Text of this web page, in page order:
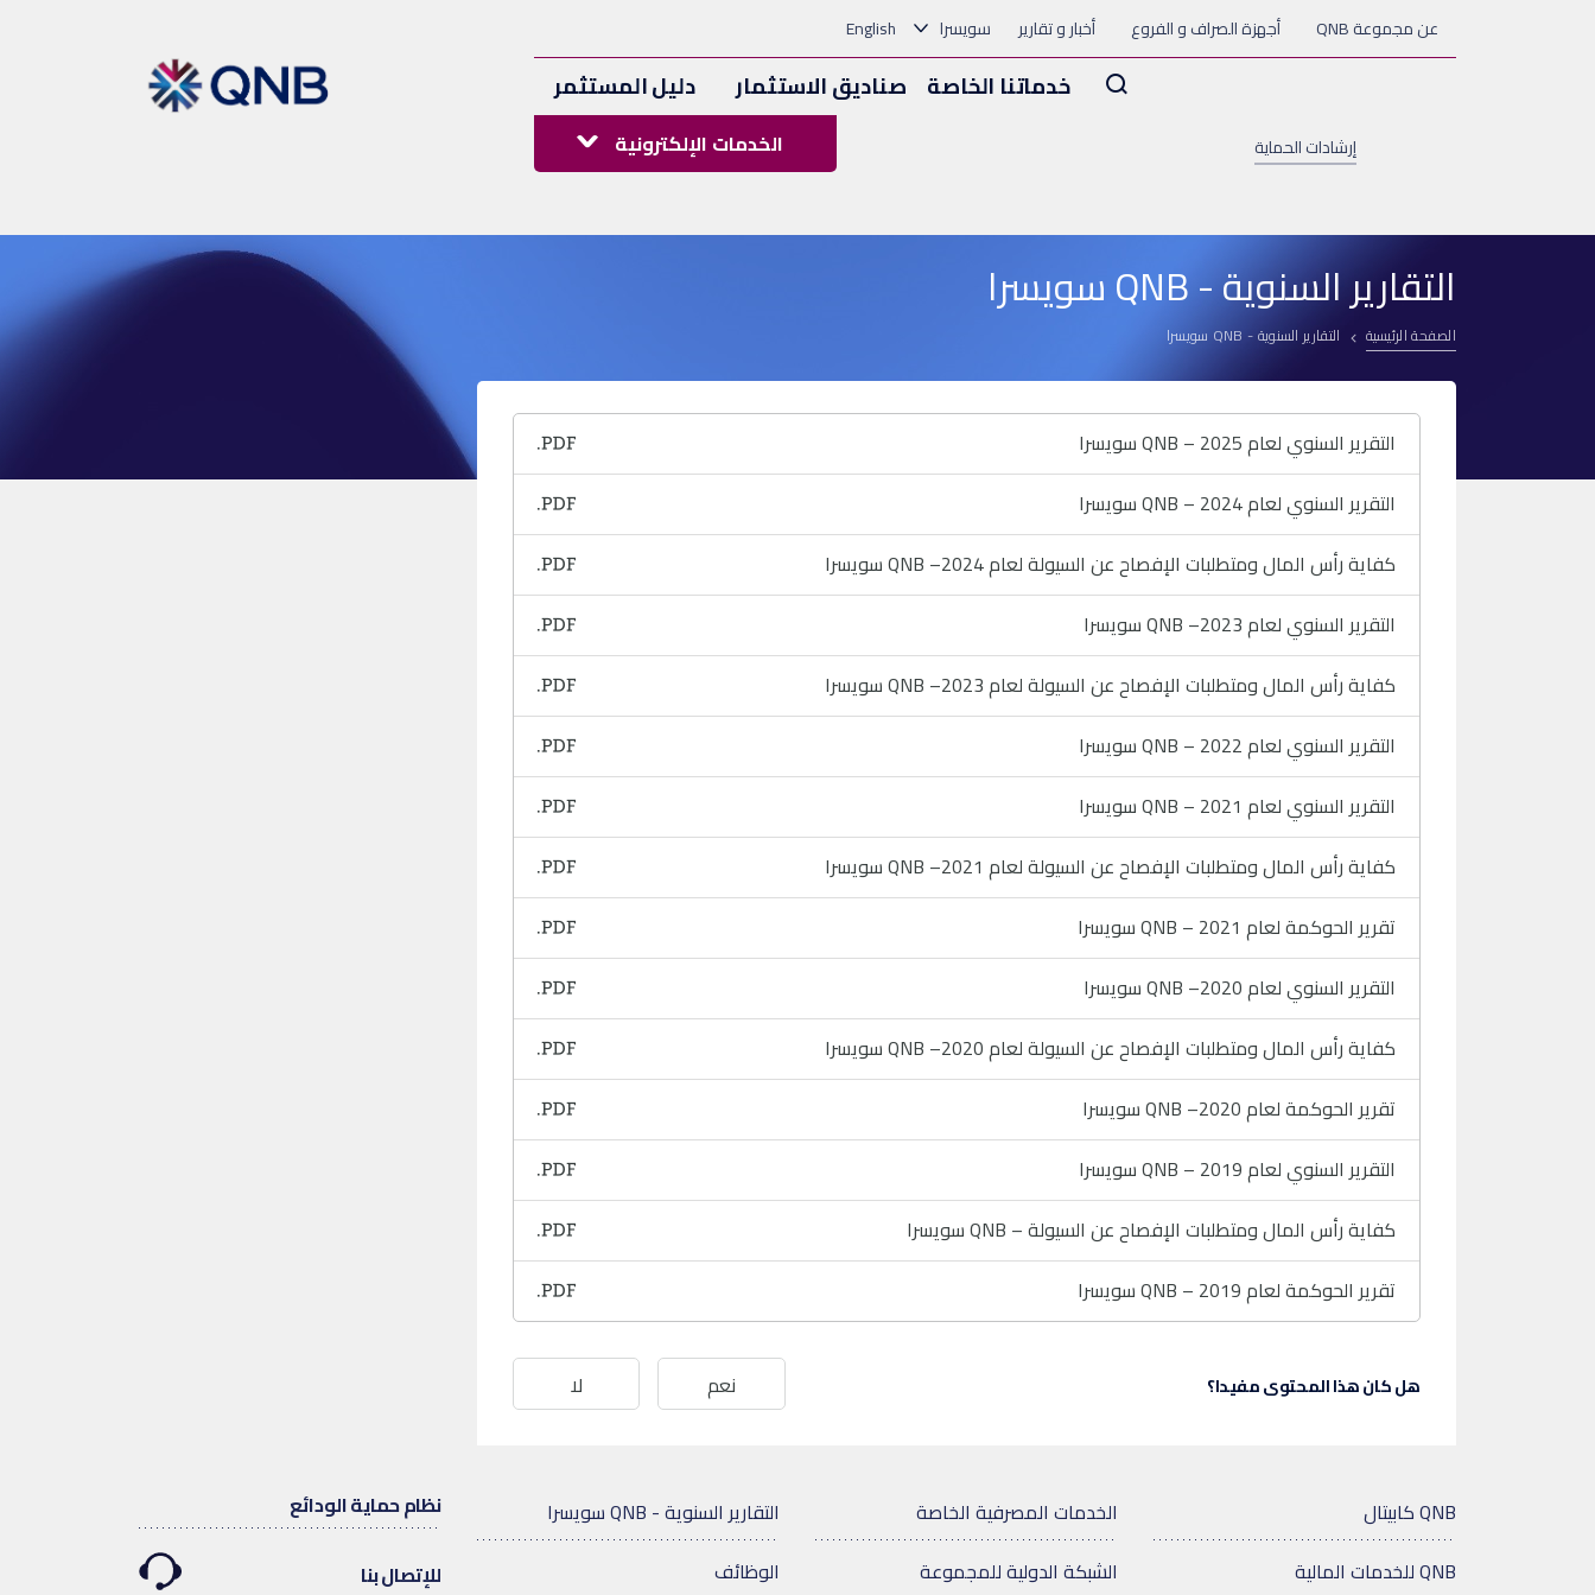
عن مجموعة QNB أجهزة الصراف و الفروع أخبار و تقارير سويسرا English
خدماتنا الخاصة صناديق الاستثمار دليل المستثمر Arama
الخدمات الإلكترونية إرشادات الحماية
التقارير السنوية - QNB سويسرا
الصفحة الرئيسية التقارير السنوية - QNB سويسرا
التقرير السنوي لعام 2025 – QNB سويسرا
التقرير السنوي لعام 2024 – QNB سويسرا
كفاية رأس المال ومتطلبات الإفصاح عن السيولة لعام 2024– QNB سويسرا
التقرير السنوي لعام 2023– QNB سويسرا
كفاية رأس المال ومتطلبات الإفصاح عن السيولة لعام 2023– QNB سويسرا
التقرير السنوي لعام 2022 – QNB سويسرا
التقرير السنوي لعام 2021 – QNB سويسرا
كفاية رأس المال ومتطلبات الإفصاح عن السيولة لعام 2021– QNB سويسرا
تقرير الحوكمة لعام 2021 – QNB سويسرا
التقرير السنوي لعام 2020– QNB سويسرا
كفاية رأس المال ومتطلبات الإفصاح عن السيولة لعام 2020– QNB سويسرا
تقرير الحوكمة لعام 2020– QNB سويسرا
التقرير السنوي لعام 2019 – QNB سويسرا
كفاية رأس المال ومتطلبات الإفصاح عن السيولة – QNB سويسرا
تقرير الحوكمة لعام 2019 – QNB سويسرا
هل كان هذا المحتوى مفيدا؟ نعم لا
QNB كابيتال
QNB للخدمات المالية
الخدمات المصرفية الخاصة
الشبكة الدولية للمجموعة
التقارير السنوية - QNB سويسرا
الوظائف
نظام حماية الودائع
للإتصال بنا